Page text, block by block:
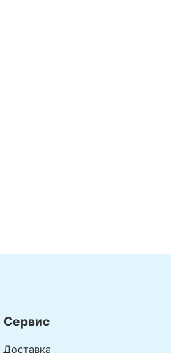
Сервис
Доставка